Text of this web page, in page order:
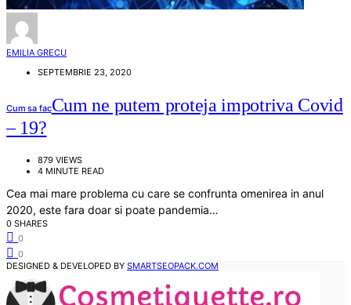
EMILIA GRECU
SEPTEMBRIE 23, 2020
Cum sa facCum ne putem proteja impotriva Covid
– 19?
879 VIEWS
4 MINUTE READ
Cea mai mare problema cu care se confrunta omenirea in anul
2020, este fara doar si poate pandemia…
0 SHARES
0
0
DESIGNED & DEVELOPED BY SMARTSEOPACK.COM